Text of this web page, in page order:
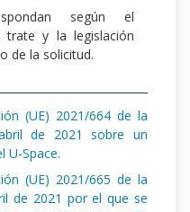
según el
y la legislación
de la solicitud.
(UE) 2021/664 de la
de 2021 sobre un
U-Space.
(UE) 2021/665 de la
de 2021 por el que se